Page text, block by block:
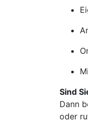
Sind
Dann
oder